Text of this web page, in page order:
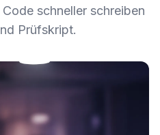
schneller schreiben
Prüfskript.